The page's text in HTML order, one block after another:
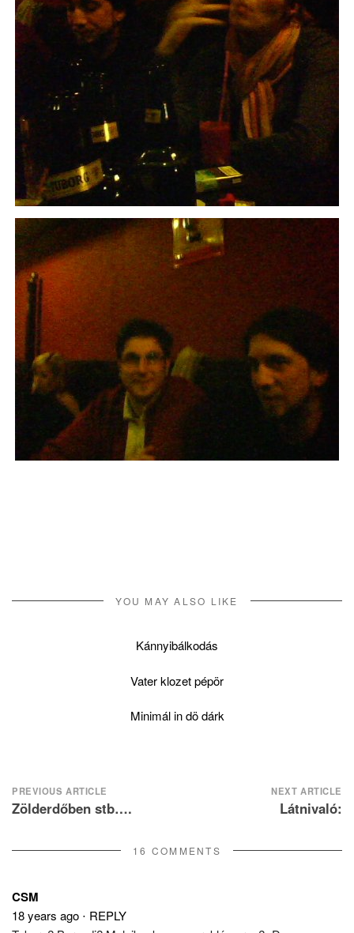
YOU MAY ALSO LIKE
Kánnyibálkodás
Vater klozet pépör
Minimál in dö dárk
Post
navigation
PREVIOUS ARTICLE
Zölderdőben stb….
NEXT ARTICLE
Látnivaló:
16 COMMENTS
CSM
18 years ago ⋅ REPLY